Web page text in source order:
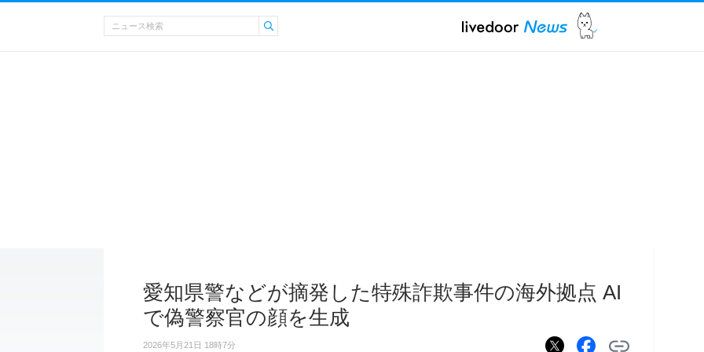
愛知県警などが摘発した特殊詐欺事件の海外拠点 AI
で偽警察官の顔を生成
2026年5月21日 18時7分